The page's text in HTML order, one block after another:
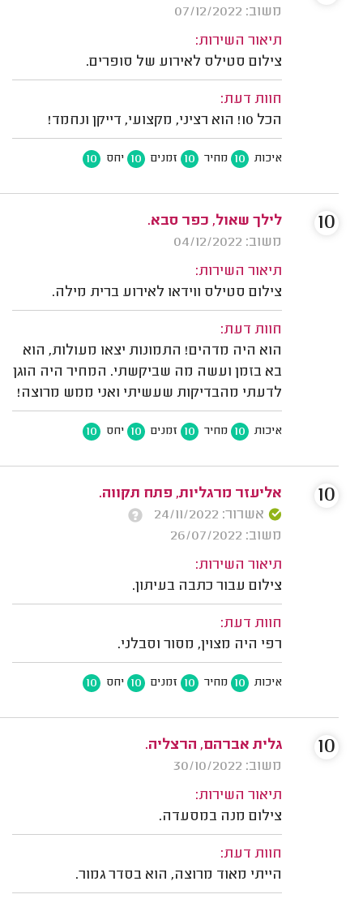
משוב: 07/12/2022
תיאור השירות:
צילום סטילס לאירוע של סופרים.
חוות דעת:
הכל 10! הוא רציני, מקצועי, דייקן ונחמד!
איכות 10 מחיר 10 זמנים 10 יחס 10
לילך שאול, כפר סבא.
משוב: 04/12/2022
תיאור השירות:
צילום סטילס ווידאו לאירוע ברית מילה.
חוות דעת:
הוא היה מדהים! התמונות יצאו מעולות, הוא
בא בזמן ועשה מה שביקשתי. המחיר היה הוגן
לדעתי מהבדיקות שעשיתי ואני ממש מרוצה!
איכות 10 מחיר 10 זמנים 10 יחס 10
10
אליעזר מרגליות, פתח תקווה.
אשרור: 24/11/2022
משוב: 26/07/2022
תיאור השירות:
צילום עבור כתבה בעיתון.
חוות דעת:
רפי היה מצוין, מסור וסבלני.
איכות 10 מחיר 10 זמנים 10 יחס 10
10
גלית אברהם, הרצליה.
משוב: 30/10/2022
תיאור השירות:
צילום מנה במסעדה.
חוות דעת:
הייתי מאוד מרוצה, הוא בסדר גמור.
10